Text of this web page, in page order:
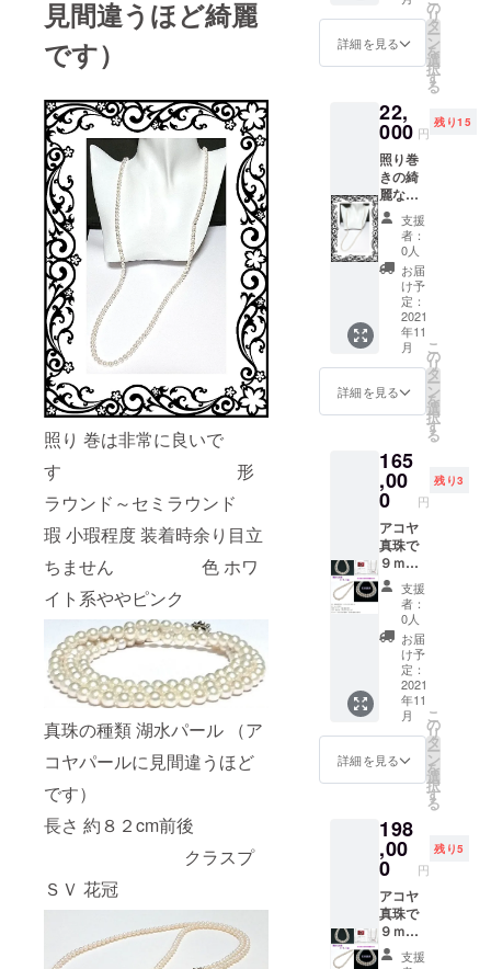
見間違うほど綺麗
です）
照り 巻は非常に良いで
す 形
ラウンド～セミラウンド
瑕 小瑕程度 装着時余り目立
ちません 色 ホワ
イト系ややピンク
真珠の種類 湖水パール （ア
コヤパールに見間違うほど
です）
長さ 約８２cm前後
クラスプ
ＳＶ 花冠
約８２
cm前後
ラスプ
ＳＶ 花
冠 宅急
便コン
パクト
にて１
１月２
０日ま
でに発
送させ
て頂き
ます。
詳細を見る
の
リ
タ
ー
ン
を
選
択
す
る
22,
000 円
残り15
照り巻
きの綺
麗な湖
水パー
ルロン
グネッ
クレス
６．５
ｍｍ前
後 約８
２㎝前
後 長さ
約８２
cm前後
ラスプ
ＳＶ 花
冠 宅急
便コン
パクト
にて１
１月２
０日ま
でに発
送させ
て頂き
ます。
支援
者：
0人
お届
け予
定：
2021
年11
月
詳細を見る
こ
の
リ
タ
ー
ン
を
選
択
す
る
165
,00
0 円
残り3
アコヤ
真珠で
９ｍｍ
珠以上
は稀少
で価値
も８．
５ｍｍ
～９ｍ
ｍより
１．５
倍以上
異なり
ます。
花珠真
ス 稀
少な大
珠 9～
9.5mm
国内
トップ
クラス
の真珠
支援
者：
0人
お届
け予
定：
2021
年11
月
詳細を見る
こ
の
リ
タ
ー
ン
を
選
択
す
る
198
,00
0 円
残り5
アコヤ
真珠で
９ｍｍ
珠以上
支援